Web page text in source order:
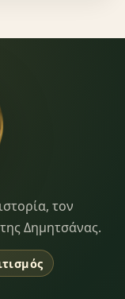
τον
Δημητσάνας.